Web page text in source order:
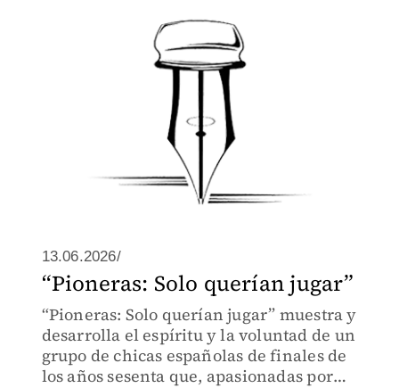
13.06.2026/
“Pioneras: Solo querían jugar”
“Pioneras: Solo querían jugar” muestra y
desarrolla el espíritu y la voluntad de un
grupo de chicas españolas de finales de
los años sesenta que, apasionadas por